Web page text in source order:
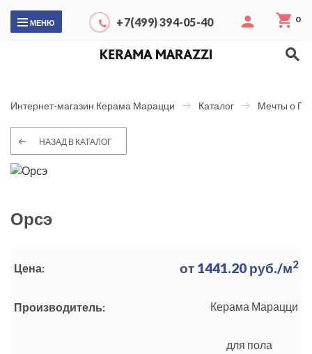
МЕНЮ +7(499) 394-05-40 0
Интернет-магазин Керама Марацци Каталог Мечты о
НАЗАД В КАТАЛОГ
Орсэ
Цена: от 1441.20 руб./м2
Производитель: Керама Марацци
для пола